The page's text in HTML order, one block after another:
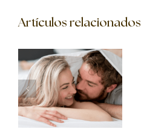
Artículos relacionados